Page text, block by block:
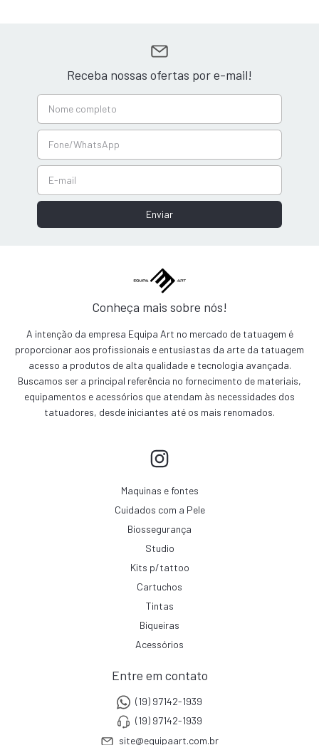
Receba nossas ofertas por e-mail!
Conheça mais sobre nós!
A intenção da empresa Equipa Art no mercado de tatuagem é
proporcionar aos profissionais e entusiastas da arte da tatuagem
acesso a produtos de alta qualidade e tecnologia avançada.
Buscamos ser a principal referência no fornecimento de materiais,
equipamentos e acessórios que atendam às necessidades dos
tatuadores, desde iniciantes até os mais renomados.
Maquinas e fontes
Cuidados com a Pele
Biossegurança
Studio
Kits p/tattoo
Cartuchos
Tintas
Biqueiras
Acessórios
Entre em contato
(19) 97142-1939
(19) 97142-1939
site@equipaart.com.br